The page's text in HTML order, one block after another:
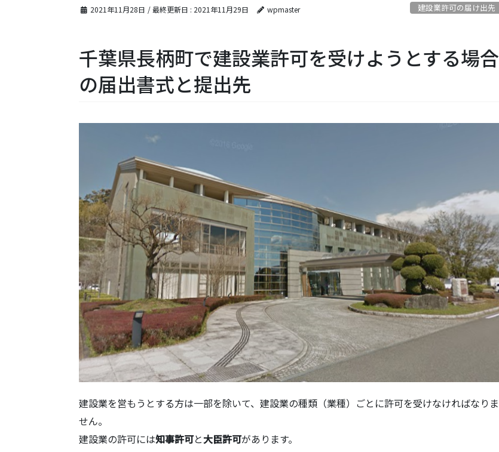
2021年11月28日 / 最終更新日 : 2021年11月29日 wpmaster 建設業許可の届け出先
千葉県長柄町で建設業許可を受けようとする場合
の届出書式と提出先
建設業を営もうとする方は一部を除いて、建設業の種類（業種）ごとに許可を受けなければなりま
せん。
建設業の許可には知事許可と大臣許可があります。